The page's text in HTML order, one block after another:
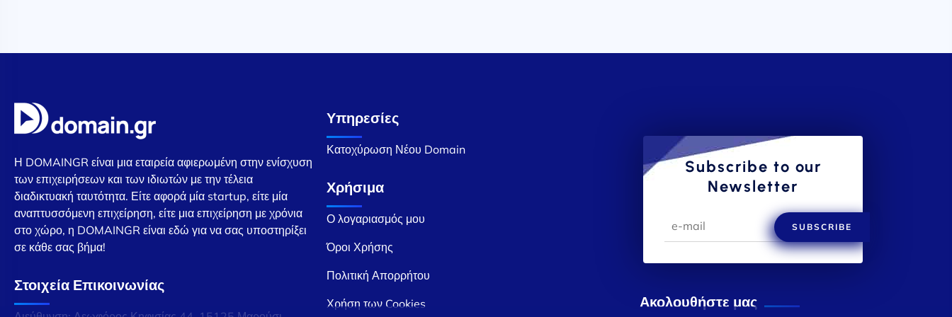
Η DOMAINGR είναι μια εταιρεία αφιερωμένη στην ενίσχυση
των επιχειρήσεων και των ιδιωτών με την τέλεια
διαδικτυακή ταυτότητα. Είτε αφορά μία startup, είτε μία
αναπτυσσόμενη επιχείρηση, είτε μια επιχείρηση με χρόνια
στο χώρο, η DOMAINGR είναι εδώ για να σας υποστηρίξει
σε κάθε σας βήμα!
Στοιχεία Επικοινωνίας
Υπηρεσίες
Κατοχύρωση Νέου Domain
Χρήσιμα
Ο λογαριασμός μου
Όροι Χρήσης
Πολιτική Απορρήτου
Χρήση των Cookies
Subscribe to our
Newsletter
SUBSCRIBE
Ακολουθήστε μας